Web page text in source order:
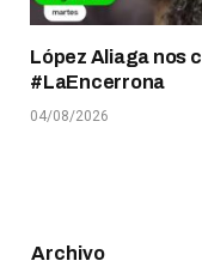
López Aliaga nos
#LaEncerrona
04/08/2026
Archivo